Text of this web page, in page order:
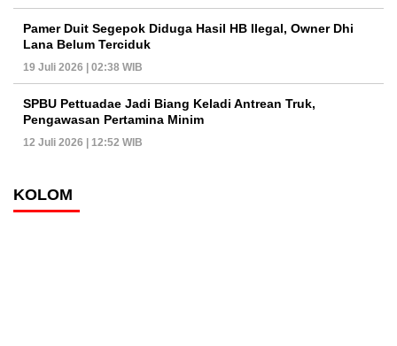
Pamer Duit Segepok Diduga Hasil HB Ilegal, Owner Dhi
Lana Belum Terciduk
19 Juli 2026 | 02:38 WIB
SPBU Pettuadae Jadi Biang Keladi Antrean Truk,
Pengawasan Pertamina Minim
12 Juli 2026 | 12:52 WIB
KOLOM